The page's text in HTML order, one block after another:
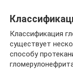
Классификация
существует
способу